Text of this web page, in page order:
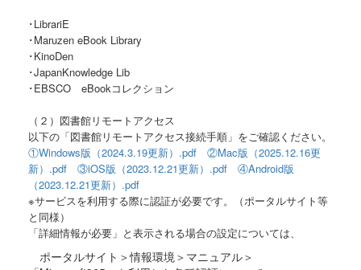
･LibrariE
･Maruzen eBook Library
･KinoDen
･JapanKnowledge Lib
･EBSCO eBookコレクション
（２）図書館リモートアクセス
以下の「図書館リモートアクセス接続手順」をご確認ください。
①Windows版（2024.3.19更新）.pdf
②Mac版（2025.12.16更
新）.pdf
③iOS版（2023.12.21更新）.pdf
④Android版
（2023.12.21更新）.pdf
※サービスを利用する際に認証が必要です。（ポータルサイト等
と同様）
「詳細情報が必要」と表示される場合の設定については、
ポータルサイト＞情報環境＞マニュアル＞